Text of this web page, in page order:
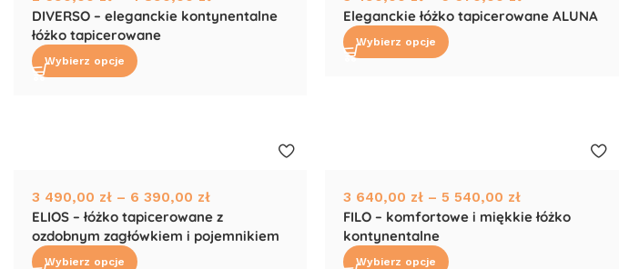
DIVERSO – eleganckie kontynentalne
łóżko tapicerowane
Wybierz opcje
Eleganckie łóżko tapicerowane ALUNA
Wybierz opcje
3 490,00 zł – 6 390,00 zł
ELIOS – łóżko tapicerowane z
ozdobnym zagłówkiem i pojemnikiem
Wybierz opcje
3 640,00 zł – 5 540,00 zł
FILO – komfortowe i miękkie łóżko
kontynentalne
Wybierz opcje